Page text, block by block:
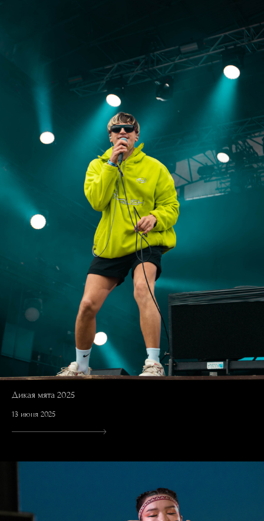
Дикая мята 2025
13 июня 2025